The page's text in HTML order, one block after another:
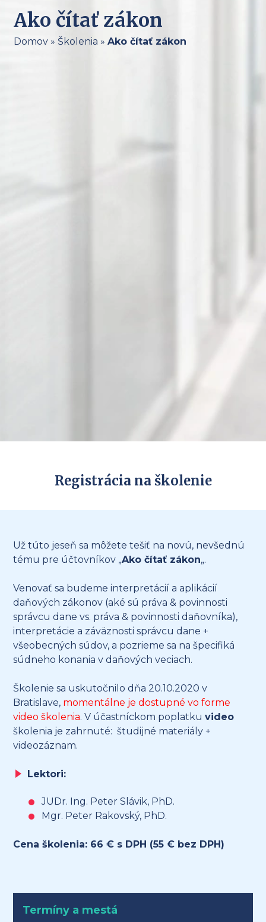
Ako čítať zákon
Domov» Školenia » Ako čítať zákon
Registrácia na školenie
Už túto jeseň sa môžete tešiť na novú, nevšednú
tému pre účtovníkov „Ako čítať zákon„.
Venovať sa budeme interpretácií a aplikácií
daňových zákonov (aké sú práva & povinnosti
správcu dane vs. práva & povinnosti daňovníka),
interpretácie a záväznosti správcu dane +
všeobecných súdov, a pozrieme sa na špecifiká
súdneho konania v daňových veciach.
Školenie sa uskutočnilo dňa 20.10.2020 v
Bratislave, momentálne je dostupné vo forme
video školenia. V účastníckom poplatkuvideo
školenia je zahrnuté: študijné materiály +
videozáznam.
Lektori:
JUDr. Ing. Peter Slávik, PhD.
Mgr. Peter Rakovský, PhD.
Cena školenia: 66 € s DPH (55 € bez DPH)
Termíny a mestá